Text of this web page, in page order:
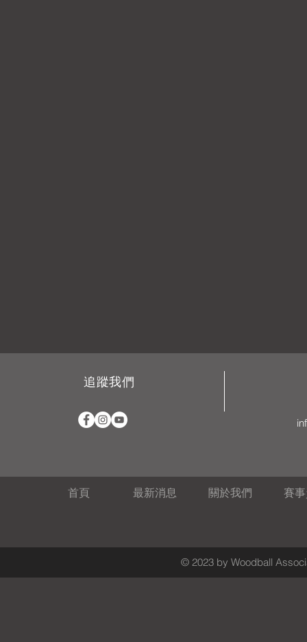
追蹤我們
首頁 最新消息 關於我們 賽
© 2023 by Woodball